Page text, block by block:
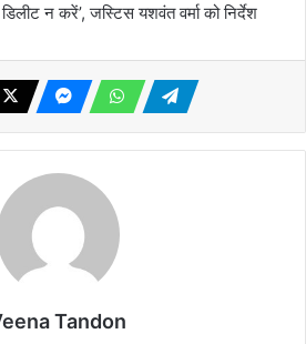
न करें’, जस्टिस यशवंत वर्मा को निर्देश
Tandon